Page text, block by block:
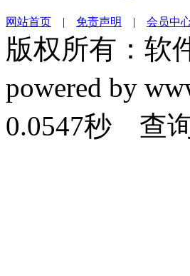
网站首页 | 免责声明 | 会员中
版权所有：软
powered by
0.0547秒 查